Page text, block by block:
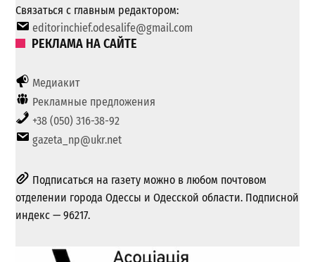
Связаться с главным редактором:
editorinchief.odesalife@gmail.com
РЕКЛАМА НА САЙТЕ
Медиакит
Рекламные предложения
+38 (050) 316-38-92
gazeta_np@ukr.net
Подписаться на газету можно в любом почтовом
отделении города Одессы и Одесской области. Подписной
индекс — 96217.